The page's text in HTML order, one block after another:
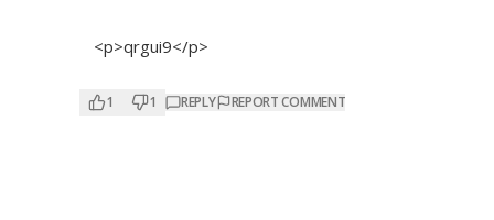
<p>qrgui9</p>
1 1 REPLY REPORT COMMENT